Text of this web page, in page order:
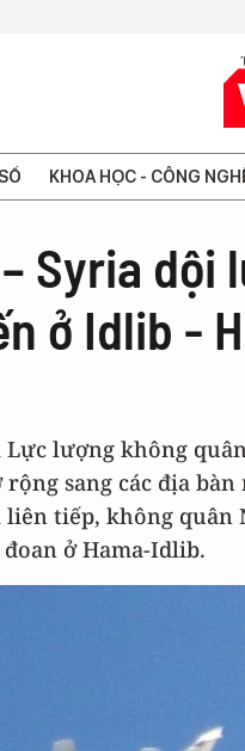
KHOA HỌC - CÔNG
Syria dội
ở Idlib -
Lực lượng không
sang các địa
tiếp, không
ở Hama-Idlib.